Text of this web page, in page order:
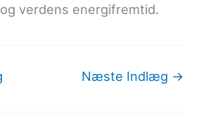
verdens energifremtid.
Næste Indlæg →